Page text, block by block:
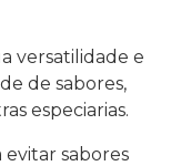
versatilidade e
de sabores,
especiarias.
evitar sabores